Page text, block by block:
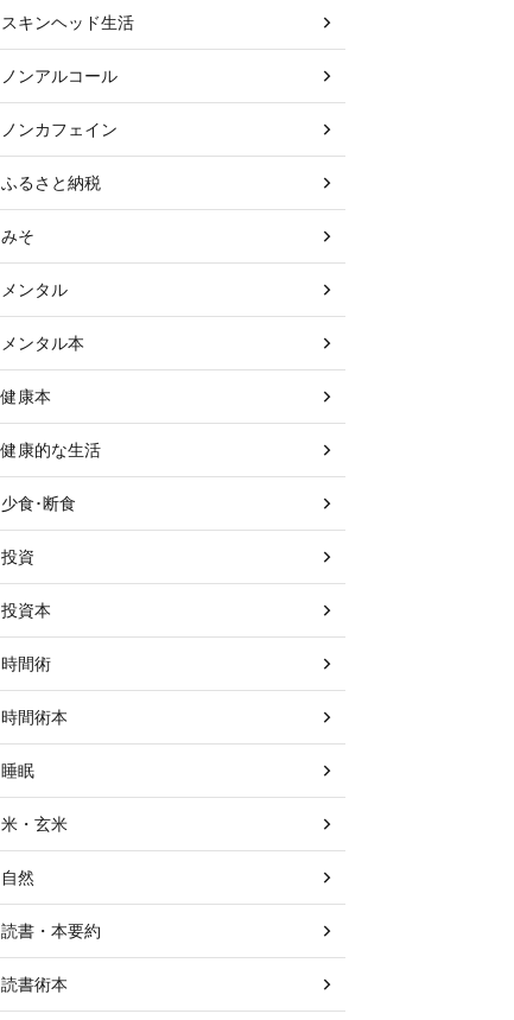
スキンヘッド生活
ノンアルコール
ノンカフェイン
ふるさと納税
みそ
メンタル
メンタル本
健康本
健康的な生活
少食･断食
投資
投資本
時間術
時間術本
睡眠
米・玄米
自然
読書・本要約
読書術本